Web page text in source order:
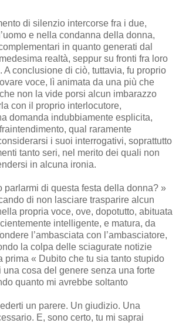
di silenzio intercorse fra i due,
e nella condanna della donna,
in quanto generati dal
realtà, seppur su fronti fra loro
A conclusione di ciò, tuttavia, fu proprio
voce, lì animata da una più che
non la vide porsi alcun imbarazzo
con il proprio interlocutore,
domanda indubbiamente esplicita,
qual raramente
i suoi interrogativi, soprattutto
tanto seri, nel merito dei quali non
in alcuna ironia.
parlarmi di questa festa della donna? »
di non lasciare trasparire alcun
propria voce, ove, dopotutto, abituata
intelligente, e matura, da
l’ambasciata con l’ambasciatore,
la colpa delle sciagurate notizie
prima « Dubito che tu sia tanto stupido
cosa del genere senza una forte
quanto mi avrebbe soltanto
un parere. Un giudizio. Una
E, sono certo, tu mi saprai